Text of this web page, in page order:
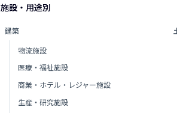
施設・用途別
建築
物流施設
医療・福祉施設
商業・ホテル・レジャー施設
生産・研究施設